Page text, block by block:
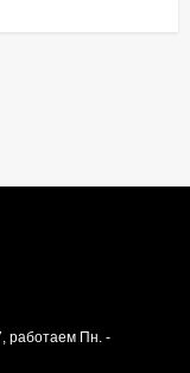
работаем Пн. -